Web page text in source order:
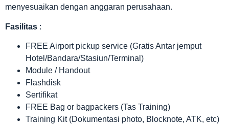
menyesuaikan dengan anggaran perusahaan.
Fasilitas :
FREE Airport pickup service (Gratis Antar jemput
Hotel/Bandara/Stasiun/Terminal)
Module / Handout
Flashdisk
Sertifikat
FREE Bag or bagpackers (Tas Training)
Training Kit (Dokumentasi photo, Blocknote, ATK, etc)